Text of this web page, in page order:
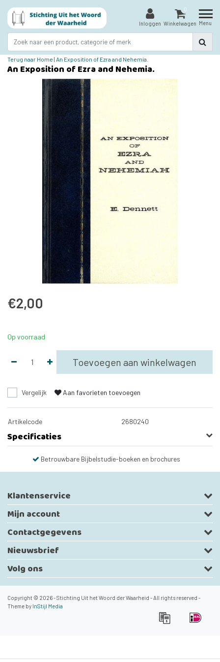
Inloggen
0
Winkelwagen Menu
Terug naar Home | An Exposition of Ezra and Nehemia.
An Exposition of Ezra and Nehemia.
€2,00
Op voorraad
Toevoegen aan winkelwagen
Vergelijk Aan favorieten toevoegen
Artikelcode 2680240
Specificaties
Betrouwbare Bijbelstudie-boeken en brochures
Klantenservice
Mijn account
Contactgegevens
Nieuwsbrief
Volg ons
Copyright © 2026 - Stichting Uit het Woord der Waarheid - All rights reserved -
Theme by InStijl Media